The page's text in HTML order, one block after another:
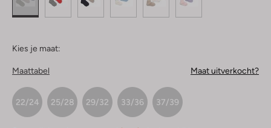
Kies je maat:
Maattabel Maat uitverkocht?
22/24 25/28 29/32 33/36 37/39